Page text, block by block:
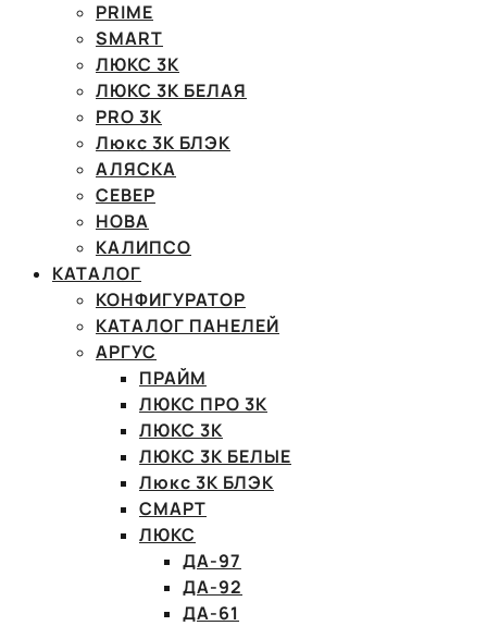
PRIME
SMART
ЛЮКС 3К
ЛЮКС 3К БЕЛАЯ
PRO 3K
Люкс 3К БЛЭК
АЛЯСКА
СЕВЕР
НОВА
КАЛИПСО
КАТАЛОГ
КОНФИГУРАТОР
КАТАЛОГ ПАНЕЛЕЙ
АРГУС
ПРАЙМ
ЛЮКС ПРО 3К
ЛЮКС 3К
ЛЮКС 3К БЕЛЫЕ
Люкс 3К БЛЭК
СМАРТ
ЛЮКС
ДА-97
ДА-92
ДА-61